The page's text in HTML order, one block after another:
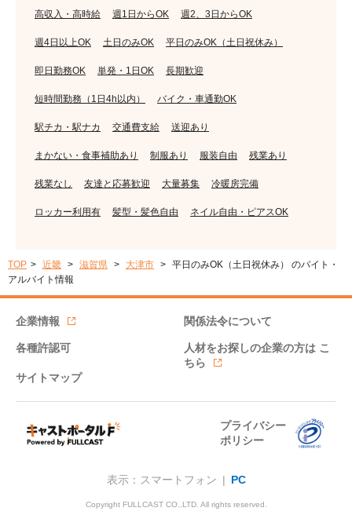
高収入・高時給 週1日からOK 週2、3日からOK
週4日以上OK 土日のみOK 平日のみOK（土日祝休み）
即日勤務OK 単発・1日OK 長期歓迎
短時間勤務（1日4h以内） バイク・車通勤OK
駅チカ・駅ナカ 交通費支給 送迎あり
まかない・食事補助あり 制服あり 服装自由 残業あり
残業なし 友達と応募歓迎 大量募集 冷暖房完備
ロッカー利用有 髪型・髪色自由 ネイル自由・ピアスOK
TOP 近畿 滋賀県 大津市
平日のみOK（土日祝休み） のバイト・
アルバイト情報
企業情報 関係法令について
各種許認可 人材をお探しの企業の方は こ
ちら
サイトマップ
プライバシー
ポリシー
表示：スマートフォン | PC
Copyright FULLCAST CO.,LTD. All rights reserved.